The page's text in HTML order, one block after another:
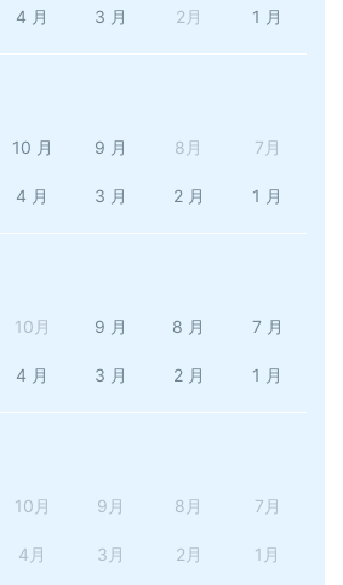
4 月 3 月 2月 1 月
10 月 9 月 8月 7月
4 月 3 月 2 月 1 月
10月 9 月 8 月 7 月
4 月 3 月 2 月 1 月
10月 9月 8月 7月
4月 3月 2月 1月